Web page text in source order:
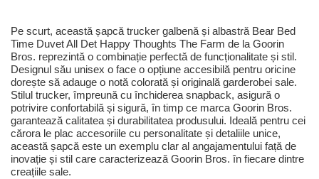
Pe scurt, această șapcă trucker galbenă și albastră Bear Bed
Time Duvet All Det Happy Thoughts The Farm de la Goorin
Bros. reprezintă o combinație perfectă de funcționalitate și stil.
Designul său unisex o face o opțiune accesibilă pentru oricine
dorește să adauge o notă colorată și originală garderobei sale.
Stilul trucker, împreună cu închiderea snapback, asigură o
potrivire confortabilă și sigură, în timp ce marca Goorin Bros.
garantează calitatea și durabilitatea produsului. Ideală pentru cei
cărora le plac accesoriile cu personalitate și detaliile unice,
această șapcă este un exemplu clar al angajamentului față de
inovație și stil care caracterizează Goorin Bros. în fiecare dintre
creațiile sale.